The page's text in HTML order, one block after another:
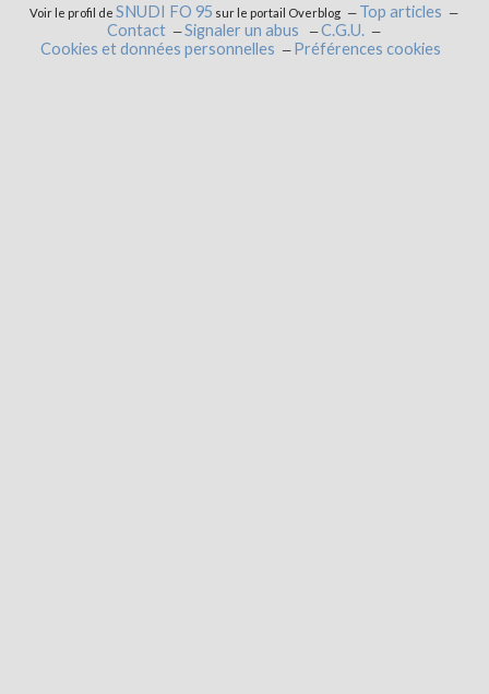
Voir le profil deSNUDI FO 95 sur le portail Overblog
Top articles
Contact
Signaler un abus
C.G.U.
Cookies et données personnelles
Préférences cookies